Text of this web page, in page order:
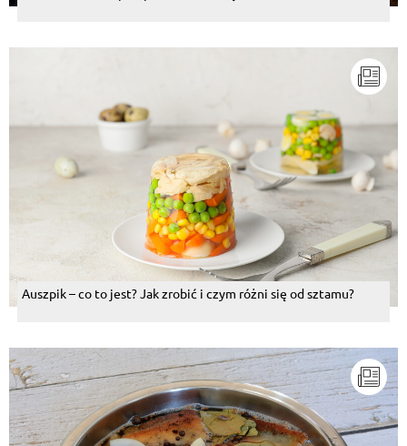
Auszpik – co to jest? Jak zrobić i czym różni się od sztamu?